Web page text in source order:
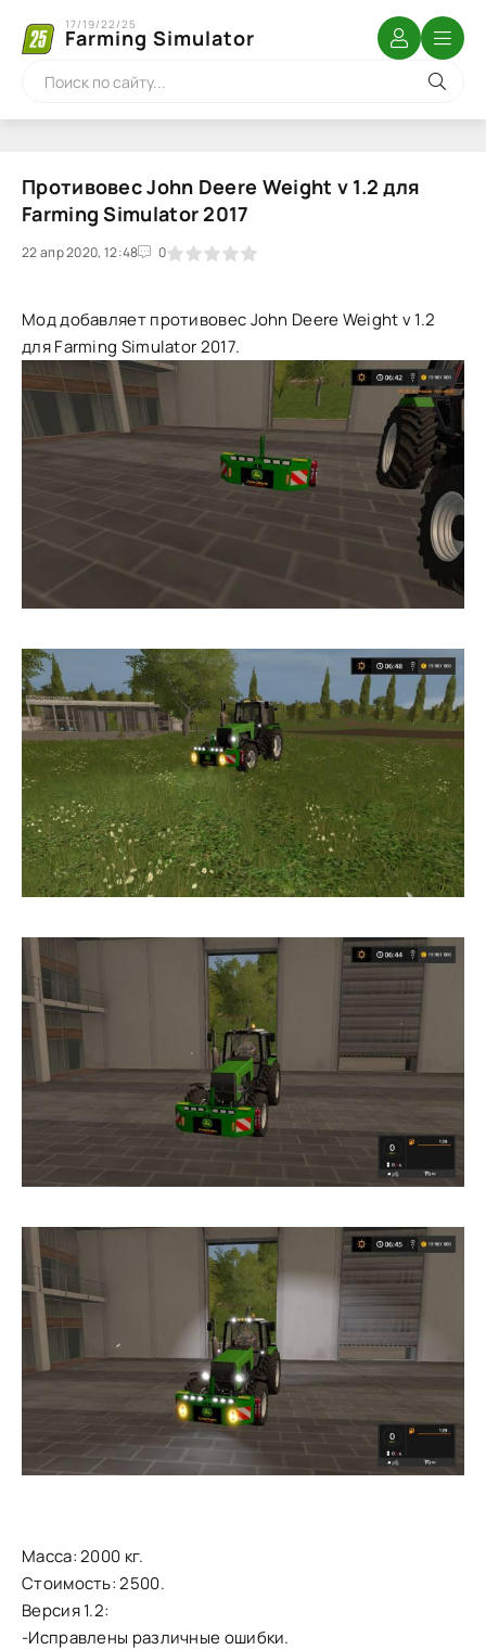
Farming Simulator
17/19/22/25
Противовес John Deere Weight v 1.2 для
Farming Simulator 2017
22 апр 2020, 12:48 0
1 2 3 4 5
Мод добавляет противовес John Deere Weight v 1.2
для Farming Simulator 2017.
Масса: 2000 кг.
Стоимость: 2500.
Версия 1.2:
-Исправлены различные ошибки.